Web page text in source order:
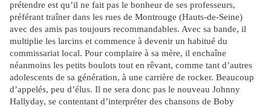
prétendre est qu’il ne fait pas le bonheur de ses professeurs,
préférant traîner dans les rues de Montrouge (Hauts-de-Seine)
avec des amis pas toujours recommandables. Avec sa bande, il
multiplie les larcins et commence à devenir un habitué du
commissariat local. Pour complaire à sa mère, il enchaîne
néanmoins les petits boulots tout en rêvant, comme tant d’autres
adolescents de sa génération, à une carrière de rocker. Beaucoup
d’appelés, peu d’élus. Il ne sera donc pas le nouveau Johnny
Hallyday, se contentant d’interpréter des chansons de Boby